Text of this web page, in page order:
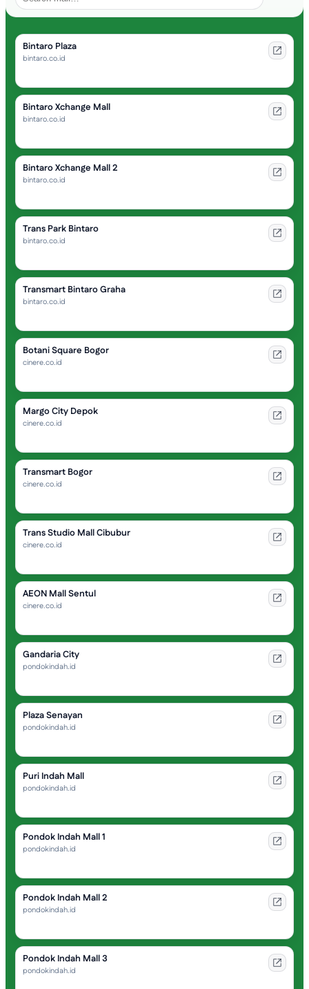
Bintaro Plaza
bintaro.co.id
Bintaro Xchange Mall
bintaro.co.id
Bintaro Xchange Mall 2
bintaro.co.id
Trans Park Bintaro
bintaro.co.id
Transmart Bintaro Graha
bintaro.co.id
Botani Square Bogor
cinere.co.id
Margo City Depok
cinere.co.id
Transmart Bogor
cinere.co.id
Trans Studio Mall Cibubur
cinere.co.id
AEON Mall Sentul
cinere.co.id
Gandaria City
pondokindah.id
Plaza Senayan
pondokindah.id
Puri Indah Mall
pondokindah.id
Pondok Indah Mall 1
pondokindah.id
Pondok Indah Mall 2
pondokindah.id
Pondok Indah Mall 3
pondokindah.id